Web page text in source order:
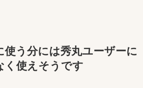
使う分には秀丸ユーザーに
く使えそうです